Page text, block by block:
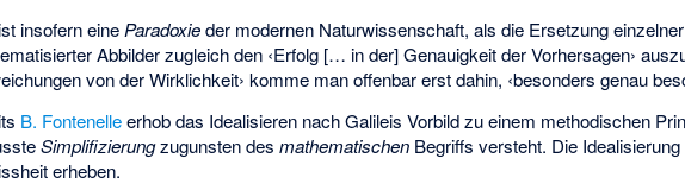
insofern eine Paradoxieder modernen Naturwissenschaft, als die Ersetzung
Abbilder zugleich den ‹Erfolg [… in der] Genauigkeit der Vorhersagen›
von der Wirklichkeit› komme man offenbar erst dahin, ‹besonders genau
B. Fontenelleerhob das Idealisieren nach Galileis Vorbild zu einem methodischen
Simplifizierungzugunsten desmathematischen Begriffs versteht. Die
erheben.